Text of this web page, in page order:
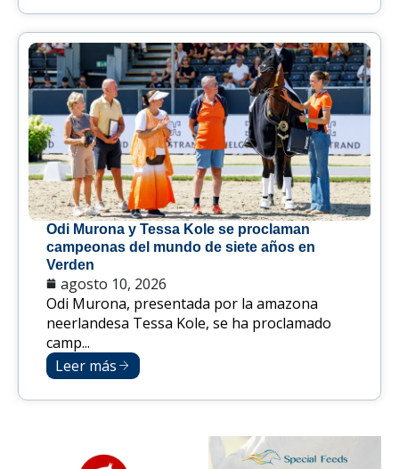
Odi Murona y Tessa Kole se proclaman
campeonas del mundo de siete años en
Verden
agosto 10, 2026
Odi Murona, presentada por la amazona
neerlandesa Tessa Kole, se ha proclamado
camp...
Leer más